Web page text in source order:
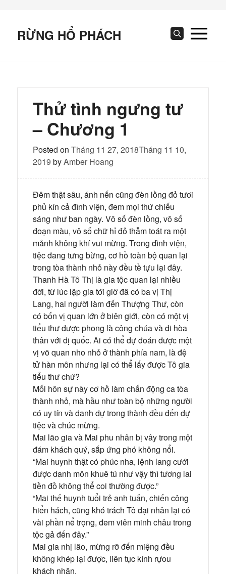
contentRỪNG HỔ PHÁCH Search
Thử tình ngưng tư
– Chương 1
Posted on Tháng 11 27, 2018Tháng 11 10,
2019 byAmber Hoang
Đêm thật sâu, ánh nến cũng đèn lồng đỏ tươi
phủ kín cả đình viện, đem mọi thứ chiếu
sáng như ban ngày. Vô số đèn lồng, vô số
đoạn màu, vô số chữ hỉ đỏ thẫm toát ra một
mảnh không khí vui mừng. Trong đình viện,
tiệc đang tưng bừng, cơ hồ toàn bộ quan lại
trong tòa thành nhỏ này đều tề tựu lại đây.
Thanh Hà Tô Thị là gia tộc quan lại nhiều
đời, từ lúc lập gia tới giờ đã có ba vị Thị
Lang, hai người làm đến Thượng Thư, còn
có bốn vị quan lớn ở biên giới, còn có một vị
tiểu thư được phong là công chúa và đi hòa
thân với dị quốc. Ai có thể dự đoán được một
vị võ quan nho nhỏ ở thành phía nam, là đệ
tử hàn môn nhưng lại có thể lấy được Tô gia
tiểu thư chứ?
Mối hôn sự này cơ hồ làm chấn động ca tòa
thành nhỏ, mà hầu như toàn bộ những người
có uy tín và danh dự trong thành đều đến dự
tiệc và chúc mừng.
Mai lão gia và Mai phu nhân bị vây trong một
đám khách quý, sắp ứng phó không nổi.
“Mai huynh thật có phúc nha, lệnh lang cưới
được danh môn khuê tú như vậy thì tương lai
tiền đồ không thể coi thường được.”
“Mai thế huynh tuổi trẻ anh tuấn, chiến công
hiển hách, cũng khó trách Tô đại nhân lại có
vài phần nể trọng, đem viên minh châu trong
tộc gả đến đây.”
Mai gia nhị lão, mừng rỡ đến miệng đều
không khép lại được, liên tục kính rựou
khách nhân.